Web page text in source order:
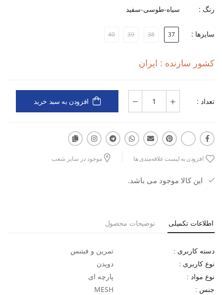
ورزش‌های روزانه نیاز دارید. دوخت صنعتی دقیق بین رویه و زیره،
راحتی با استایل‌های اسپرت ،ست می‌شود. با وجود کیفیت بالا، نیو بالانس
530 زنانه در اسپورتلند با قیمتی اقتصادی عرضه شده و یکی از
پرفروش‌ترین انتخاب‌های بانوان ورزش‌دوست به شمار می‌رود.
رنگ : سیاه-طوسی-سفید
سایزها : 37
38
39
40
کشور سازنده : ایران
تعداد : افزودن به سبد خرید
افزودن به لیست علاقه‌مندی ها موجود در سایر شعب
این کالا موجود می باشد.
اطلاعات تکمیلی توضیحات محصول
دسته کاربری : تمرین و فیتنس
نوع کاربری : دویدن
نوع مواد : پارچه ای
جنس : MESH